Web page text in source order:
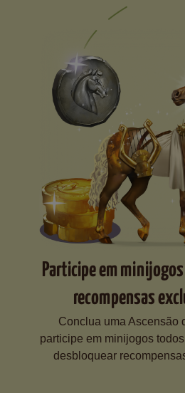
Participe em
recompensas
Conclua uma Ascensão
participe em minijogos
desbloquear